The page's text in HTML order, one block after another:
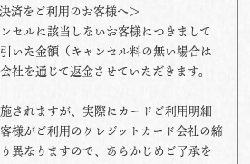
済をご利用のお客様へ＞
セルに該当しないお客様につきまして
いた金額（キャンセル料の無い場合は
社を通じて返金させていただきます。
されますが、実際にカードご利用明細
様がご利用のクレジットカード会社の締
異なりますので、あらかじめご了承を